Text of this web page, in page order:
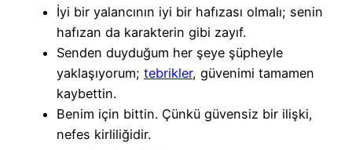
İyi bir yalancının iyi bir hafızası olmalı; senin
hafızan da karakterin gibi zayıf.
Senden duyduğum her şeye şüpheyle
yaklaşıyorum; tebrikler, güvenimi tamamen
kaybettin.
Benim için bittin. Çünkü güvensiz bir ilişki,
nefes kirliliğidir.